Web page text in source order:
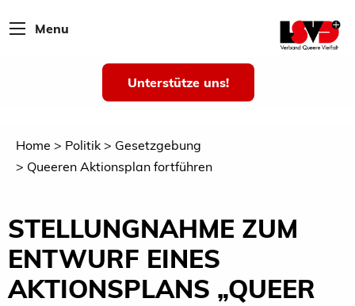
Menu
Unterstütze uns!
Home Politik
Gesetzgebung
Queeren Aktionsplan fortführen
STELLUNGNAHME ZUM
ENTWURF EINES
AKTIONSPLANS „QUEER